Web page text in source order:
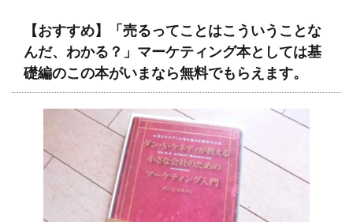
【おすすめ】「売るってことはこういうことな
んだ、わかる？」マーケティング本としては基
礎編のこの本がいまなら無料でもらえます。